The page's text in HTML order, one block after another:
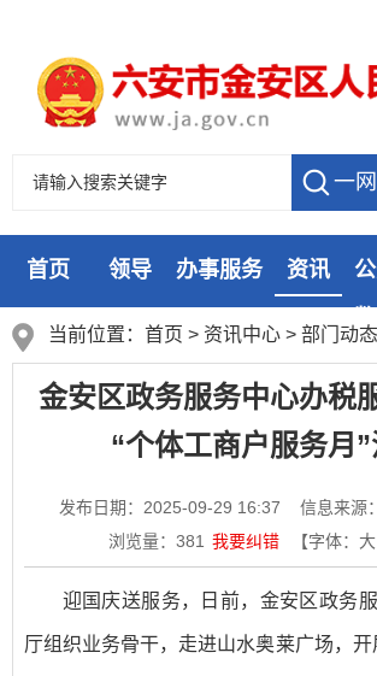
首页 领导 办事服务 资讯
当前位置： 首页 > 资讯中心 > 部门动态
金安区政务服务中心办税
“个体工商户服务月
发布日期：2025-09-29 16:37
信息来源
浏览量： 381 我要纠错 【字体： 大
迎国庆送服务，日前，金安区政务
厅组织业务骨干，走进山水奥莱广场，开